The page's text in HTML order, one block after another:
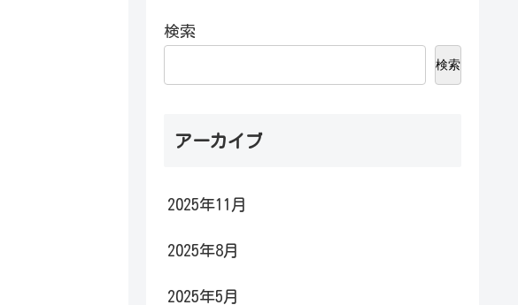
検索
検索
アーカイブ
2025年11月
2025年8月
2025年5月